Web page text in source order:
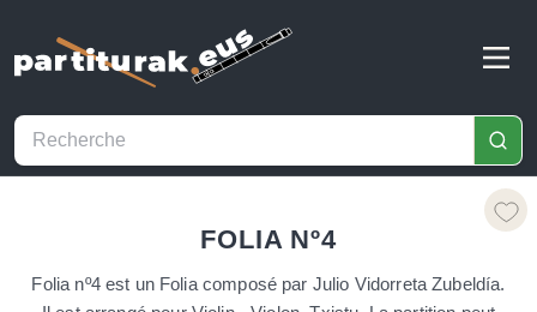
FOLIA Nº4
Folia nº4 est un Folia composé par Julio Vidorreta Zubeldía.